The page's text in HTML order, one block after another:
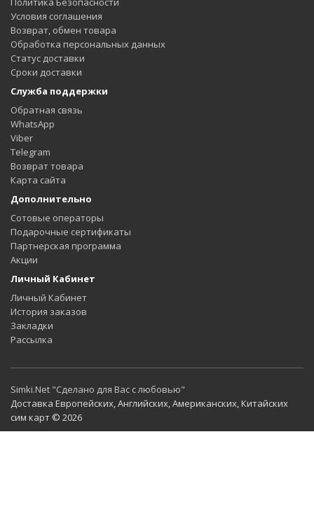
Условия соглашения
Возврат, обмен товара
Обработка персональных данных
Статус доставки
Сроки доставки
Служба поддержки
Обратная связь
WhatsApp
Viber
Telegram
Возврат товара
Карта сайта
Дополнительно
Сотовые операторы
Подарочные сертификаты
Партнерская программа
Акции
Личный Кабинет
Личный Кабинет
История заказов
Закладки
Рассылка
Simki.Net "Сделано для Вас с любовью"
Доставка Европейских, Английских, Американских, Китайских
сим карт © 2026